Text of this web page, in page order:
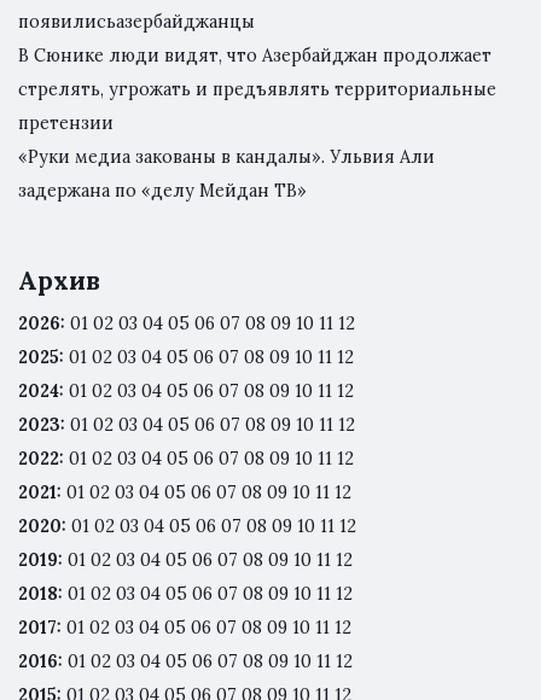
появилисьазербайджанцы
В Сюнике люди видят, что Азербайджан продолжает
стрелять, угрожать и предъявлять территориальные
претензии
«Руки медиа закованы в кандалы». Ульвия Али
задержана по «делу Мейдан ТВ»
Архив
2026: 01 02 03 04 05 06 07 08 09 10 11 12
2025: 01 02 03 04 05 06 07 08 09 10 11 12
2024: 01 02 03 04 05 06 07 08 09 10 11 12
2023: 01 02 03 04 05 06 07 08 09 10 11 12
2022: 01 02 03 04 05 06 07 08 09 10 11 12
2021: 01 02 03 04 05 06 07 08 09 10 11 12
2020: 01 02 03 04 05 06 07 08 09 10 11 12
2019: 01 02 03 04 05 06 07 08 09 10 11 12
2018: 01 02 03 04 05 06 07 08 09 10 11 12
2017: 01 02 03 04 05 06 07 08 09 10 11 12
2016: 01 02 03 04 05 06 07 08 09 10 11 12
2015: 01 02 03 04 05 06 07 08 09 10 11 12